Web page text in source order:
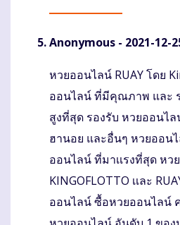
Anonymous - 2021-12-
Komentaras
หวยออนไลน์ RUAY โดย
ออนไลน์ ที่มีคุณภาพ และ
สูงที่สุด รองรับ หวยออนไ
ฮานอย และอื่นๆ หวยออน
ออนไลน์ ที่มาเเรงที่สุด หว
KINGOFLOTTO เเละ
ออนไลน์ ซื้อหวยออนไลน์